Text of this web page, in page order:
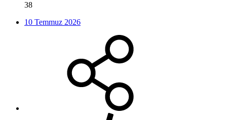
38
10 Temmuz 2026